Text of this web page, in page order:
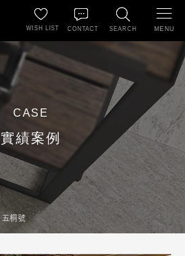
SEARCH
WISH LIST CONTACT MENU
CASE
實績案例
五桐號